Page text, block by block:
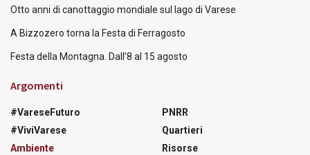
Otto anni di canottaggio mondiale sul lago di Varese
A Bizzozero torna la Festa di Ferragosto
Festa della Montagna. Dall’8 al 15 agosto
Argomenti
#VareseFuturo
#ViviVarese
Ambiente
PNRR
Quartieri
Risorse